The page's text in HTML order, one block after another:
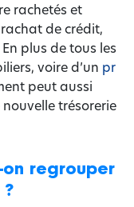
rachetés et
de crédit,
plus de tous les
voire d’un pr
peut aussi
trésorerie
regrouper